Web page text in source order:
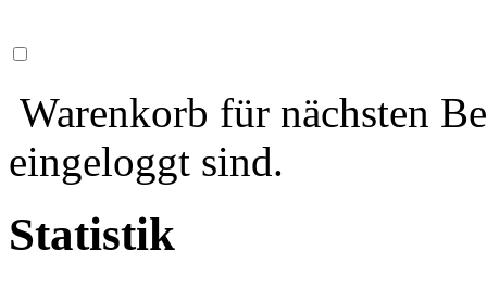
Warenkorb für nächsten
eingeloggt sind.
Statistik